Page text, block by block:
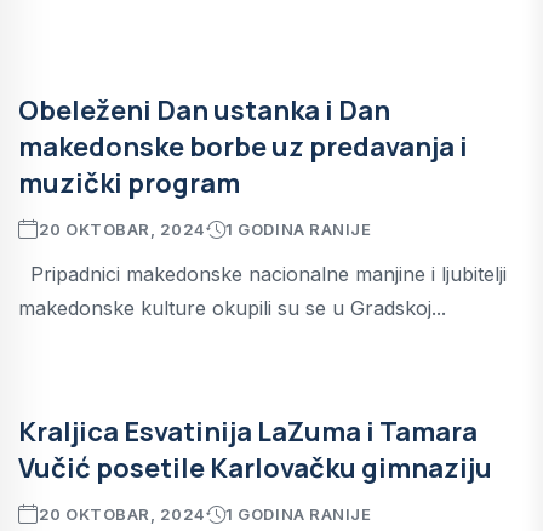
Obeleženi Dan ustanka i Dan
makedonske borbe uz predavanja i
muzički program
20 OKTOBAR, 2024 1 GODINA RANIJE
Pripadnici makedonske nacionalne manjine i ljubitelji
makedonske kulture okupili su se u Gradskoj...
Kraljica Esvatinija LaZuma i Tamara
Vučić posetile Karlovačku gimnaziju
20 OKTOBAR, 2024 1 GODINA RANIJE